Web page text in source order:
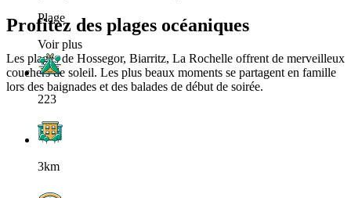
Profitez des plages océaniques
Les plages de Hossegor, Biarritz, La Rochelle offrent de merveilleux
couchers de soleil. Les plus beaux moments se partagent en famille
lors des baignades et des balades de début de soirée.
Plage
Voir plus
223
3km